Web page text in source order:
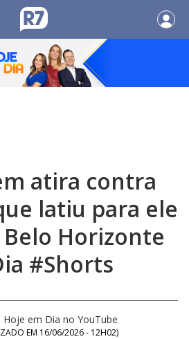
atira contra
latiu para ele
Horizonte
#Shorts
Hoje em Dia no YouTube
EM 16/06/2026 - 12H02)